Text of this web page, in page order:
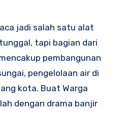
jadi salah satu alat
tapi bagian dari
pembangunan
pengelolaan air di
kota. Buat Warga
dengan drama banjir